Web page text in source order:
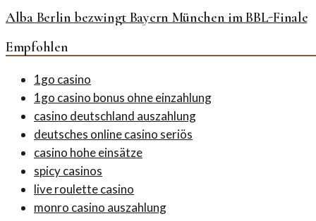
Alba Berlin bezwingt Bayern München im BBL-Finale
Empfohlen
1go casino
1go casino bonus ohne einzahlung
casino deutschland auszahlung
deutsches online casino seriös
casino hohe einsätze
spicy casinos
live roulette casino
monro casino auszahlung